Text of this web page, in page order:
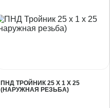
ПНД ТРОЙНИК 25 Х 1 Х 25
(НАРУЖНАЯ РЕЗЬБА)